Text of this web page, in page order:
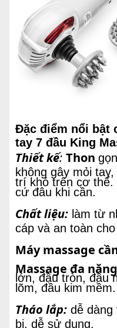
Đặc điểm nổi bật
tay 7 đầu King
Thiết kế: Thon
không gây mỏi
trí khó trên cơ thể.
cứ đâu khi cần.
Chất liệu:làm từ
cáp và an toàn
Máy massage
Massage đa
lớn, đầu tròn, đầu
lõm, đầu kim mềm.
Tháo lắp:dễ dàng
bị, dễ sử dụng.